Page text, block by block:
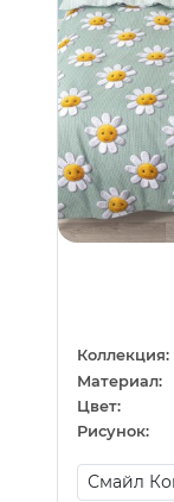
Коллекция:
Материал:
Цвет:
Рисунок: